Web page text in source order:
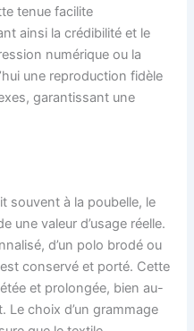
tenue facilite
ainsi la crédibilité et le
numérique ou la
une reproduction fidèle
garantissant une
souvent à la poubelle, le
une valeur d’usage réelle.
d’un polo brodé ou
conservé et porté. Cette
et prolongée, bien au-
Le choix d’un grammage